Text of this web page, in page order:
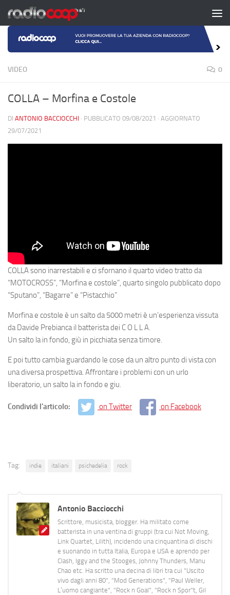
Salta al contenuto
VIDEO 0
COLLA – Morfina e Costole
DI ANTONIO BACCIOCCHI · PUBBLICATO 09/08/2021 · AGGIORNATO
29/07/2021
COLLA sono inarrestabili e ci sfornano il quarto video tratto da
“MOTOCROSS”, “Morfina e costole”, quarto singolo pubblicato dopo
“Sputano”, “Bagarre” e “Pistacchio”
Morfina e costole è un salto da 5000 metri è un’esperienza vissuta
da Davide Prebianca il batterista dei C O L L A.
Un salto la in fondo, giù in picchiata senza timore.
E poi tutto cambia guardando le cose da un altro punto di vista con
una diversa prospettiva. Affrontare i problemi con un urlo
liberatorio, un salto la in fondo e giu.
Condividi l'articolo: on Twitter on Facebook
Tag: indie italiani psichedelia rock
Antonio Bacciocchi
Scrittore, musicista, blogger. Ha militato come
batterista in una ventina di gruppi (tra cui Not Moving,
Link Quartet, Lilith), incidendo una cinquantina di dischi
e suonando in tutta Italia, Europa e USA e aprendo per
Clash, Iggy and the Stooges, Johnny Thunders, Manu
Chao etc. Ha scritto una decina di libri tra cui "Uscito
vivo dagli anni 80", "Mod Generations", "Paul Weller,
L’uomo cangiante", "Rock n Goal", "Rock n Spor"t, Gil